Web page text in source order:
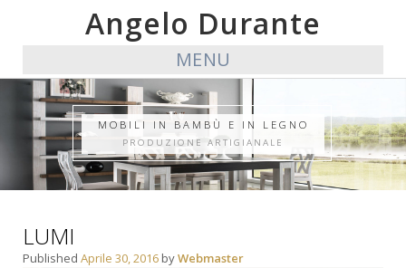
Angelo Durante
MENU
MOBILI IN BAMBÙ E IN LEGNO
PRODUZIONE ARTIGIANALE
LUMI
Published Aprile 30, 2016 byWebmaster